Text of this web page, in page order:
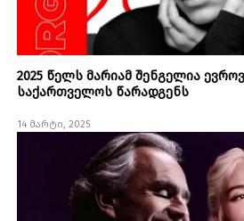
2025 წელს მარიამ შენგელია
საქართველოს წარადგენს
14 მარტი, 2025